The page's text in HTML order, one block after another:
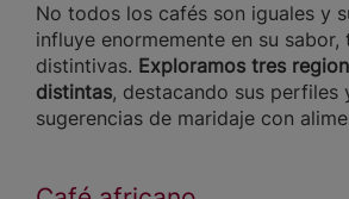
No todos los cafés son iguales y
influye enormemente en su
distintivas. Exploramos tres
distintas, destacando sus perfiles
sugerencias de maridaje con